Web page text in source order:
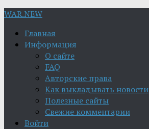
WAR.NEW
Главная
Информация
О сайте
FAQ
Авторские права
Как выкладывать новости
Полезные сайты
Свежие комментарии
Войти